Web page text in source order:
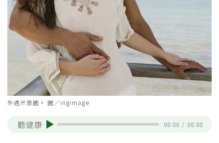
外遇示意圖。 圖／ingimage
聽健康 00:00 / 00:00